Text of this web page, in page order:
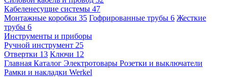
Кабеленесущие системы 47
Монтажные коробки 35 Гофрированные трубы 6 Жесткие
трубы 6
Инструменты и приборы
Ручной инструмент 25
Отвертки 13 Ключи 12
Главная Каталог Электротовары Розетки и выключатели
Рамки и накладки Werkel